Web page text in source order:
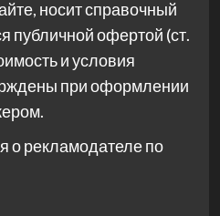
носит справочный
публичной офертой (ст.
и условия
при оформлении
о рекламодателе по